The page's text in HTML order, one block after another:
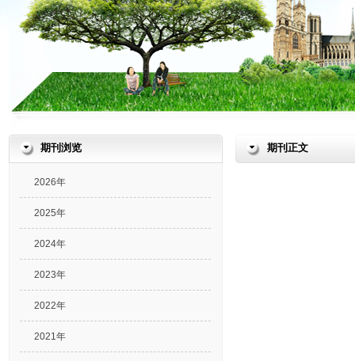
期刊浏览
2026年
2025年
2024年
2023年
2022年
2021年
期刊正文